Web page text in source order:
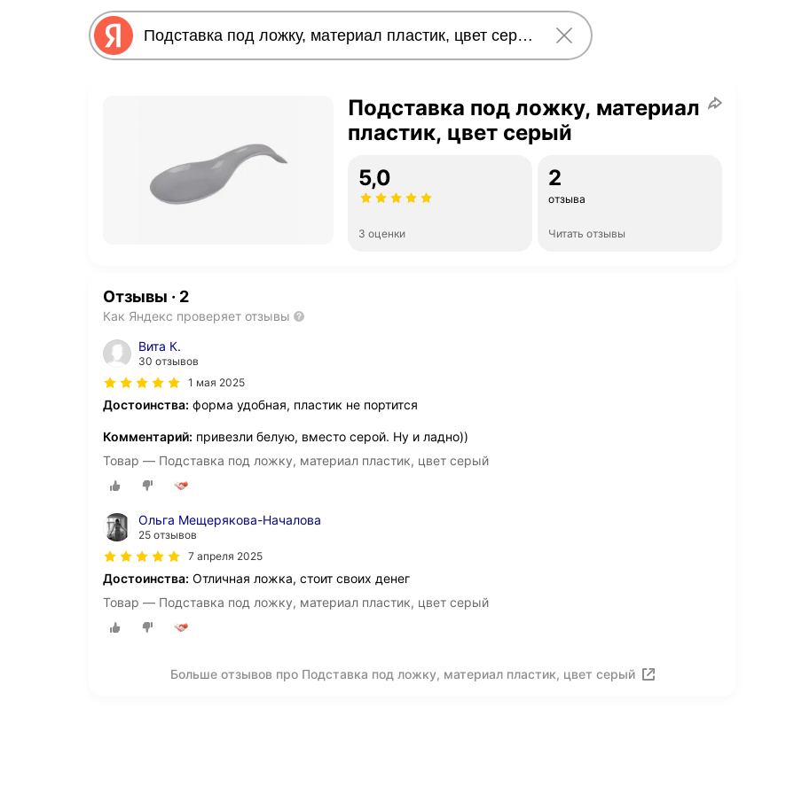
Подставка под ложку, материал
пластик, цвет серый
5,0
3 оценки
2
отзыва
Читать отзывы
Отзывы · 2
Как Яндекс проверяет отзывы
Вита К.
30 отзывов
1 мая 2025
Достоинства: форма удобная, пластик не портится
Комментарий: привезли белую, вместо серой. Ну и ладно))
Товар — Подставка под ложку, материал пластик, цвет серый
Ольга Мещерякова-Началова
25 отзывов
7 апреля 2025
Достоинства: Отличная ложка, стоит своих денег
Товар — Подставка под ложку, материал пластик, цвет серый
Больше отзывов про Подставка под ложку, материал пластик, цвет серый